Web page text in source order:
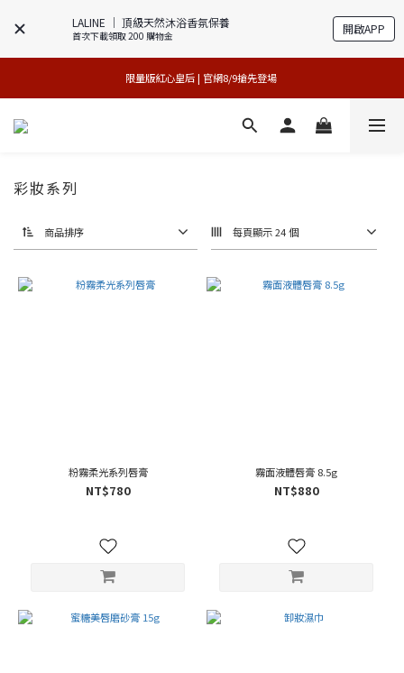
LALINE │ 頂級天然沐浴香氛保養
首次下載領取 200 購物金 開啟APP
買1送1特賣會 | 台中大遠百店 / 南紡店
專櫃加碼活動 | 尊寵指定系列2件88折
限量版紅心皇后 | 官網8/9搶先登場
買1送1特賣會 | 台中大遠百店 / 南紡店
彩妝系列
商品排序 每頁顯示 24 個
粉霧柔光系列唇膏
NT$780
霧面液體唇膏 8.5g
NT$880